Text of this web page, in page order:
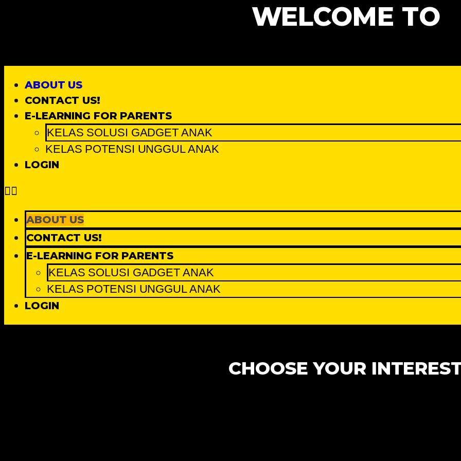
WELCOME TO
ABOUT US
CONTACT US!
E-LEARNING FOR PARENTS
KELAS SOLUSI GADGET ANAK
KELAS POTENSI UNGGUL ANAK
LOGIN
ABOUT US
CONTACT US!
E-LEARNING FOR PARENTS
KELAS SOLUSI GADGET ANAK
KELAS POTENSI UNGGUL ANAK
LOGIN
CHOOSE YOUR